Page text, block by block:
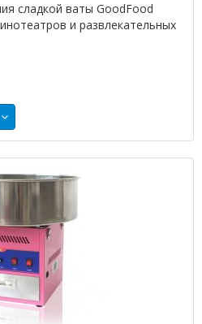
сладкой ваты GoodFood
и развлекательных